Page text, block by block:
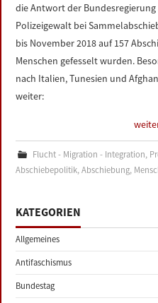
die Antwort der Bundesregierung
Polizeigewalt bei
bis November 2018 auf 157
Menschen gefesselt wurden.
nach Italien, Tunesien und
weiter:
Flucht - Migration - Integration,
Abschiebepolitik,Abschiebung,
KATEGORIEN
Allgemeines
Antifaschismus
Bundestag